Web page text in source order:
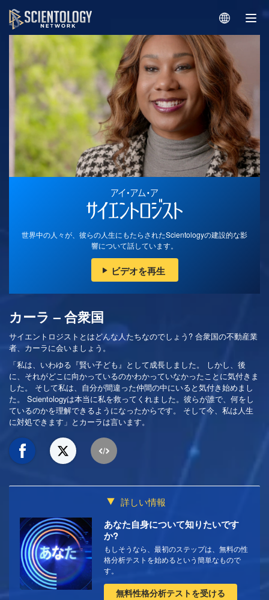
世界中の人々が、彼らの人生にもたらされたScientologyの建設的な影
響について話しています。
ビデオを再生
カーラ – 合衆国
サイエントロジストとはどんな人たちなのでしょう? 合衆国の不動産業
者、カーラに会いましょう。
「私は、いわゆる『賢い子ども』として成長しました。 しかし、後
に、それがどこに向かっているのかわかっていなかったことに気付きま
した。 そして私は、自分が間違った仲間の中にいると気付き始めまし
た。 Scientologyは本当に私を救ってくれました。彼らが誰で、何をし
ているのかを理解できるようになったからです。 そして今、私は人生
に対処できます」とカーラは言います。
詳しい情報
あなた自身について知りたいです
か?
もしそうなら、最初のステップは、無料の性
格分析テストを始めるという簡単なもので
す。
無料性格分析テストを受ける